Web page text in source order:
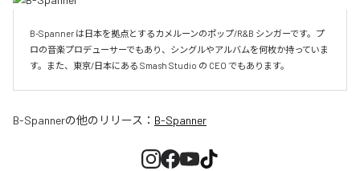
B-Spanner は日本を拠点とするカメルーンのポップ/R&B シンガーです。プ
ロの音楽プロデューサーでもあり、シングルやアルバムを何枚か持っていま
す。また、東京/日本にある Smash Studio の CEO でもあります。
B-Spannerの他のリリース： B-Spanner